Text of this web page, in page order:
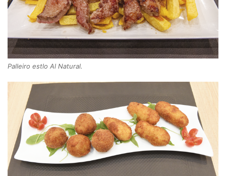
Palleiro estlo Al Natural.